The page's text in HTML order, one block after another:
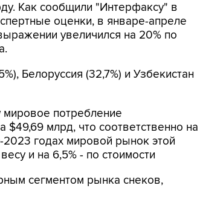
Как сообщили "Интерфаксу" в
оценки, в январе-апреле
увеличился на 20% по
Белоруссия (32,7%) и Узбекистан
мировое потребление
$49,69 млрд, что соответственно на
2023 годах мировой рынок этой
и на 6,5% - по стоимости
сегментом рынка снеков,